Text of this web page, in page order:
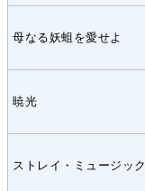
母なる妖蛆を愛せよ
暁光
ストレイ・ミュージック